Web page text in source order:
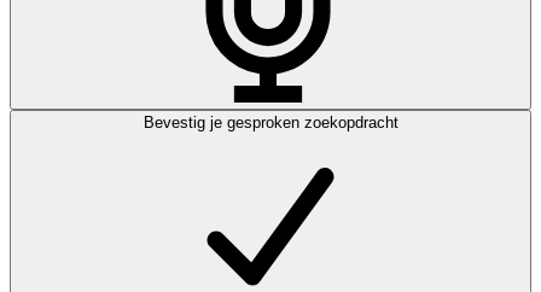
Bevestig je gesproken zoekopdracht